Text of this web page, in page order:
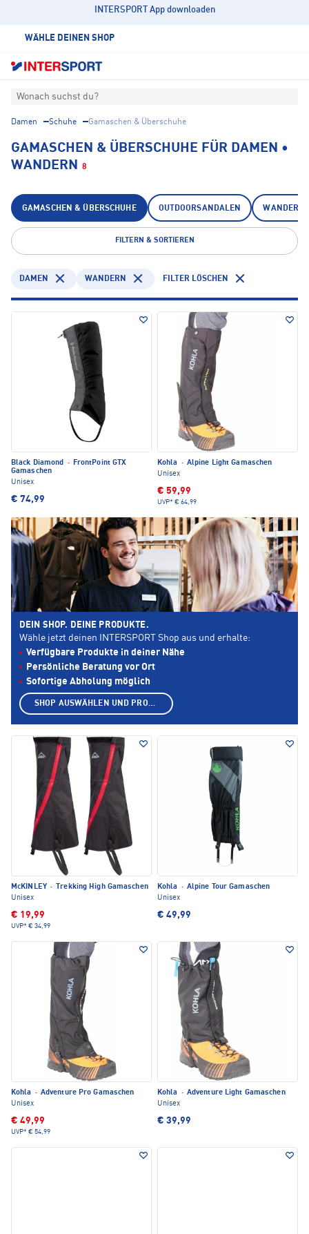
INTERSPORT App downloaden
WÄHLE DEINEN SHOP
Wonach suchst du?
Damen Schuhe Gamaschen & Überschuhe
GAMASCHEN & ÜBERSCHUHE FÜR DAMEN •
WANDERN 8
GAMASCHEN & ÜBERSCHUHE OUTDOORSANDALEN
FILTERN & SORTIEREN
DAMEN WANDERN FILTER LÖSCHEN
Black Diamond ·
FrontPoint GTX
Gamaschen
Unisex
€ 74,99
Kohla · Alpine Light Gamaschen
Unisex
€ 59,99
UVP* € 64,99
McKINLEY ·
Trekking High Gamaschen
Unisex
€ 19,99
UVP* € 34,99
Kohla · Alpine Tour Gamaschen
Unisex
€ 49,99
Kohla · Adventure Pro Gamaschen
Unisex
€ 49,99
UVP* € 54,99
Kohla · Adventure Light Gamaschen
Unisex
€ 39,99
DEIN SHOP. DEINE PRODUKTE.
Wähle jetzt deinen INTERSPORT Shop aus und erhalte:
Verfügbare Produkte in deiner Nähe
Persönliche Beratung vor Ort
Sofortige Abholung möglich
SHOP AUSWÄHLEN UND PRODUKTE ANZEIGEN